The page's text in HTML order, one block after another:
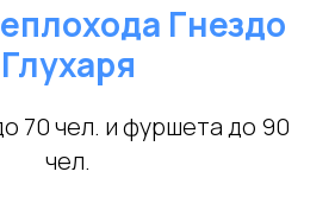
Гнездо
Глухаря
70 чел. и фуршета до 90
чел.